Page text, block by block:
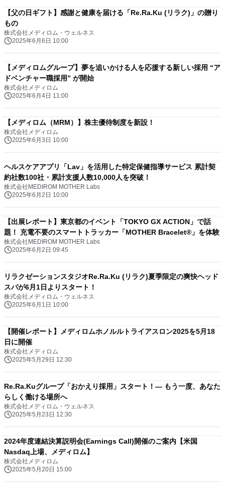
【父の日ギフト】感謝と健康を届ける「Re.Ra.Ku (リラク)」の贈り
もの
株式会社メディロム・ウェルネス
2025年6月6日 10:00
【メディロムグループ】夢を追いかける人を応援する新しい採用 “ア
ドベンチャー職採用” が開始
株式会社メディロム
2025年6月4日 11:00
【メディロム（MRM）】株主優待制度を新設！
株式会社メディロム
2025年6月3日 10:00
ヘルスケアアプリ「Lav」を活用した特定保健指導サービス 累計契
約社数100社・累計支援人数10,000人を突破！
株式会社MEDIROM MOTHER Labs
2025年6月2日 10:00
【出展レポート】東京都のイベント「TOKYO GX ACTION」で話
題！ 充電不要のスマートトラッカー「MOTHER Bracelet®︎」を体験
株式会社MEDIROM MOTHER Labs
2025年6月2日 09:45
リラクゼーションスタジオRe.Ra.Ku (リラク)夏季限定の爽快ヘッド
スパが6月1日よりスタート！
株式会社メディロム・ウェルネス
2025年6月1日 10:00
【開催レポート】メディロムホノルルトライアスロン2025を5月18
日に開催
株式会社メディロム
2025年5月29日 12:30
Re.Ra.Kuグループ「おかえり採用」スタート！— もう一度、あなた
らしく働ける場所へ
株式会社メディロム・ウェルネス
2025年5月23日 12:30
2024年度連結決算説明会(Earnings Call)開催のご案内【米国
Nasdaq上場、メディロム】
株式会社メディロム
2025年5月20日 15:00